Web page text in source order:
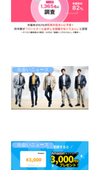
出会いニュース
出会いニュース